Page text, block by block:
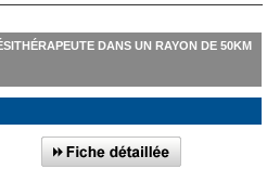
DANS UN RAYON DE 50KM